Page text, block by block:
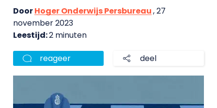
DoorHoger Onderwijs Persbureau, 27
november 2023
Leestijd:2 minuten
reageer deel